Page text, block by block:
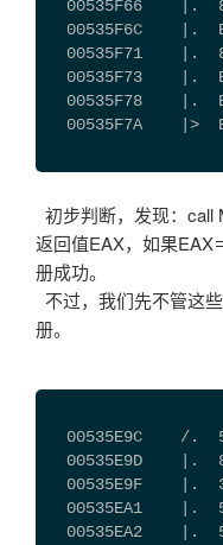
00535F66    |.
00535F6C    |.
00535F71    |.
00535F73    |.
00535F78    |.
00535F7A    |>
初步判断，发现：call
返回值EAX，如果EAX
册成功。
不过，我们先不管这
册。
00535E9C    /.
00535E9D    |.
00535E9F    |.
00535EA1    |.
00535EA2    |.